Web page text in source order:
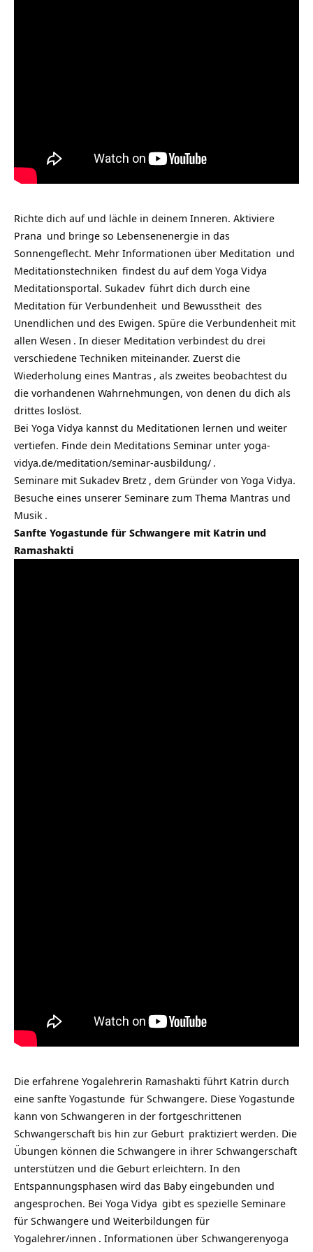
Richte dich auf und lächle in deinem Inneren. Aktiviere
Prana und bringe so Lebensenenergie in das
Sonnengeflecht. Mehr Informationen über Meditation und
Meditationstechniken findest du auf dem Yoga Vidya
Meditationsportal. Sukadev führt dich durch eine
Meditation für Verbundenheit und Bewusstheit des
Unendlichen und des Ewigen. Spüre die Verbundenheit mit
allen Wesen . In dieser Meditation verbindest du drei
verschiedene Techniken miteinander. Zuerst die
Wiederholung eines Mantras , als zweites beobachtest du
die vorhandenen Wahrnehmungen, von denen du dich als
drittes loslöst.
Bei Yoga Vidya kannst du Meditationen lernen und weiter
vertiefen. Finde dein Meditations Seminar unter yoga-
vidya.de/meditation/seminar-ausbildung/ .
Seminare mit Sukadev Bretz , dem Gründer von Yoga Vidya.
Besuche eines unserer Seminare zum Thema Mantras und
Musik .
Sanfte Yogastunde für Schwangere mit Katrin und
Ramashakti
Die erfahrene Yogalehrerin Ramashakti führt Katrin durch
eine sanfte Yogastunde für Schwangere. Diese Yogastunde
kann von Schwangeren in der fortgeschrittenen
Schwangerschaft bis hin zur Geburt praktiziert werden. Die
Übungen können die Schwangere in ihrer Schwangerschaft
unterstützen und die Geburt erleichtern. In den
Entspannungsphasen wird das Baby eingebunden und
angesprochen. Bei Yoga Vidya gibt es spezielle Seminare
für Schwangere und Weiterbildungen für
Yogalehrer/innen . Informationen über Schwangerenyoga